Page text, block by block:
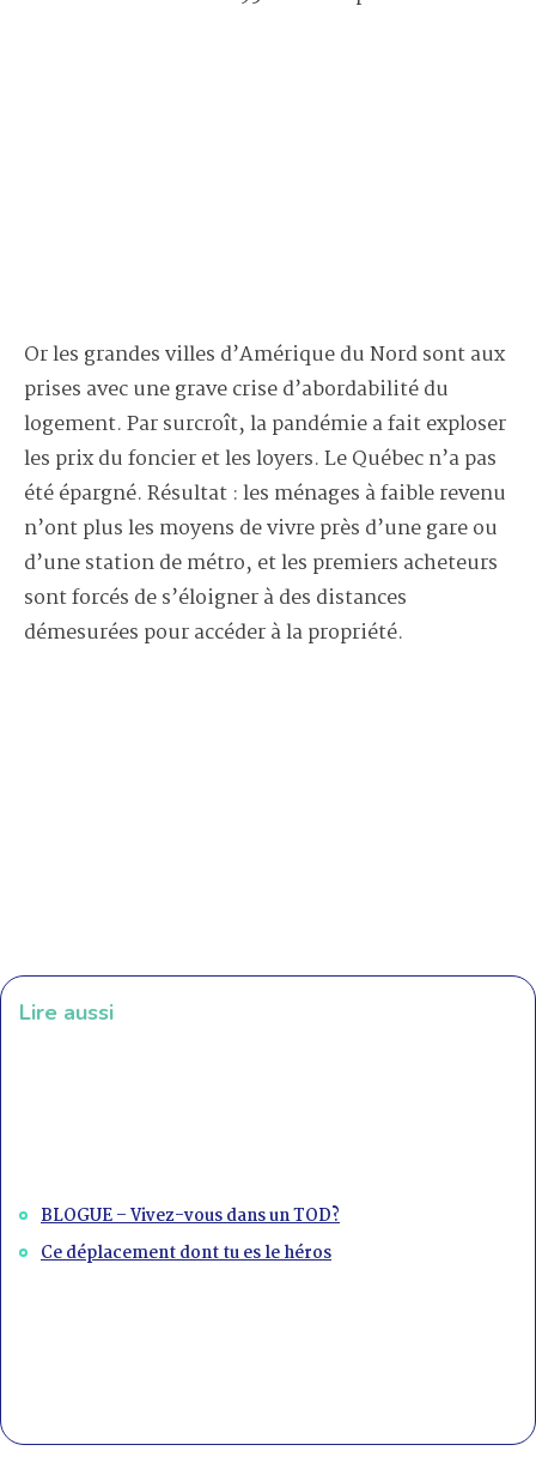
Or les grandes villes d’Amérique du Nord sont aux
prises avec une grave crise d’abordabilité du
logement. Par surcroît, la pandémie a fait exploser
les prix du foncier et les loyers. Le Québec n’a pas
été épargné. Résultat : les ménages à faible revenu
n’ont plus les moyens de vivre près d’une gare ou
d’une station de métro, et les premiers acheteurs
sont forcés de s’éloigner à des distances
démesurées pour accéder à la propriété.
Lire aussi
BLOGUE – Vivez-vous dans un TOD?
Ce déplacement dont tu es le héros